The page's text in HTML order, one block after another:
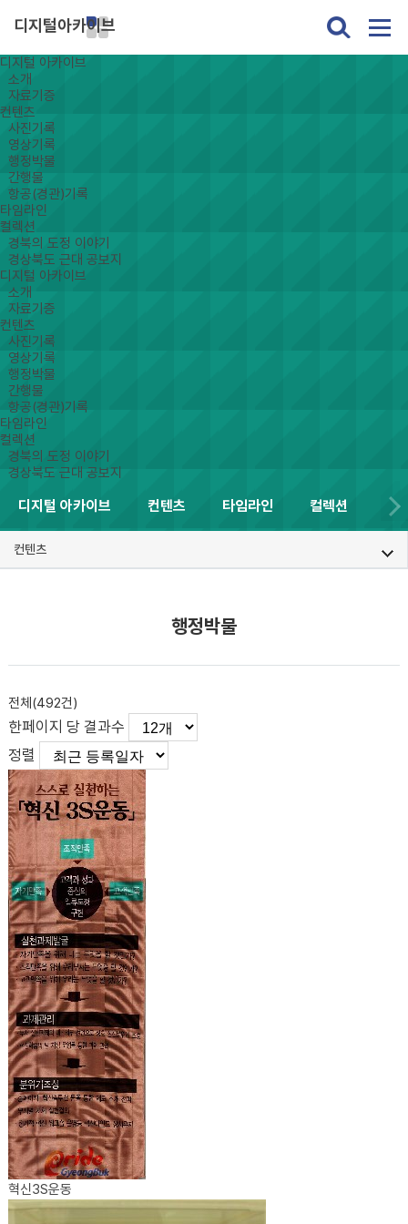
디지털아카이브
디지털 아카이브
소개
자료기증
컨텐츠
사진기록
영상기록
행정박물
간행물
항공(경관)기록
타임라인
컬렉션
경북의 도정 이야기
경상북도 근대 공보지
디지털 아카이브
소개
자료기증
컨텐츠
사진기록
영상기록
행정박물
간행물
항공(경관)기록
타임라인
컬렉션
경북의 도정 이야기
경상북도 근대 공보지
디지털 아카이브 컨텐츠 타임라인 컬렉션
컨텐츠
행정박물
전체(492건)
한페이지 당 결과수
정렬
혁신3S운동